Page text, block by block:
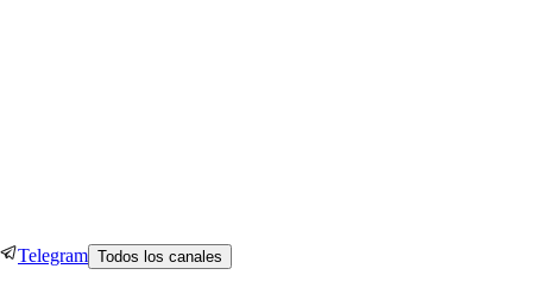
Telegram Todos los canales